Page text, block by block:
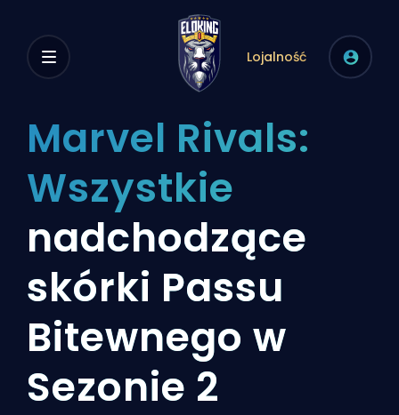
Lojalność
Marvel Rivals:
Wszystkie
nadchodzące
skórki Passu
Bitewnego w
Sezonie 2